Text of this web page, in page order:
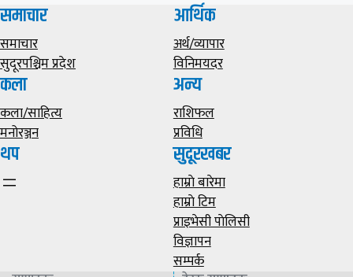
समाचार
समाचार
सुदूरपश्चिम प्रदेश
आर्थिक
अर्थ/व्यापार
विनिमयदर
कला
कला/साहित्य
मनोरञ्जन
अन्य
राशिफल
प्रविधि
थप सुदूरखबर
हाम्राे बारेमा
हाम्राे टिम
प्राइभेसी पाेलिसी
विज्ञापन
सम्पर्क